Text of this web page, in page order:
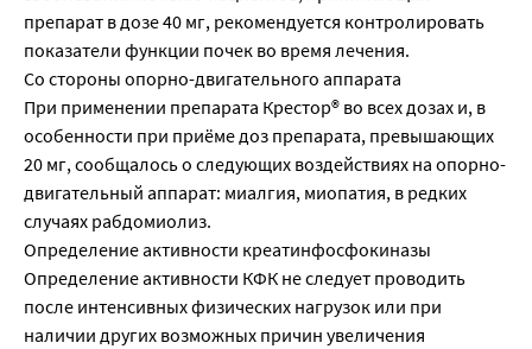
препарат в дозе 40 мг, рекомендуется контролировать
показатели функции почек во время лечения.
Со стороны опорно-двигательного аппарата
При применении препарата Крестор® во всех дозах и, в
особенности при приёме доз препарата, превышающих
20 мг, сообщалось о следующих воздействиях на опорно-
двигательный аппарат: миалгия, миопатия, в редких
случаях рабдомиолиз.
Определение активности креатинфосфокиназы
Определение активности КФК не следует проводить
после интенсивных физических нагрузок или при
наличии других возможных причин увеличения